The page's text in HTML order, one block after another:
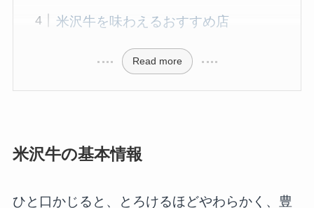
米沢牛を味わえるおすすめ店
Read more
米沢牛の基本情報
ひと口かじると、とろけるほどやわらかく、豊